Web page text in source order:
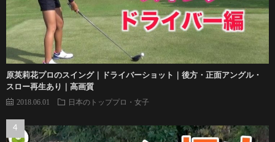
原英莉花プロのスイング｜ドライバーショット｜後方・正面アングル・
スロー再生あり｜高画質
2018.06.01 日本のトッププロ・女子